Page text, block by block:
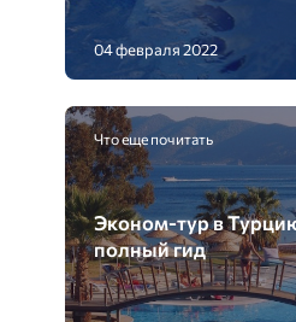
04 февраля 2022
Что еще почитать
Эконом-тур в
полный гид